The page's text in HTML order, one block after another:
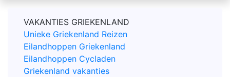
VAKANTIES GRIEKENLAND
Unieke Griekenland Reizen
Eilandhoppen Griekenland
Eilandhoppen Cycladen
Griekenland vakanties